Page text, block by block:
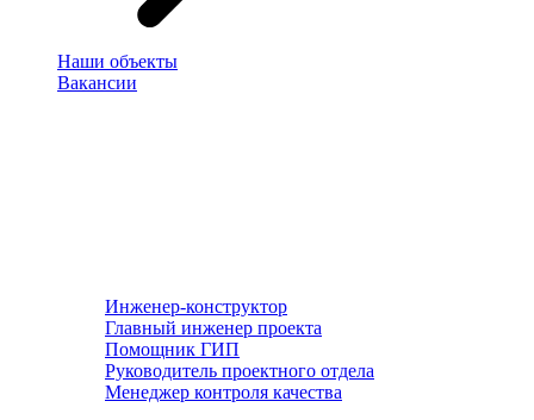
Наши объекты
Вакансии
Инженер-конструктор
Главный инженер проекта
Помощник ГИП
Руководитель проектного отдела
Менеджер контроля качества